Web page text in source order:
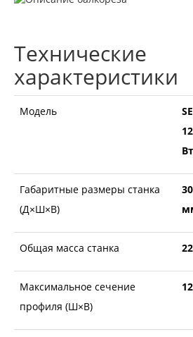
Технические
характеристики
Модель
Вт
Габаритные размеры станка
(Д×Ш×В)
Общая масса станка
Максимальное сечение
профиля (Ш×В)